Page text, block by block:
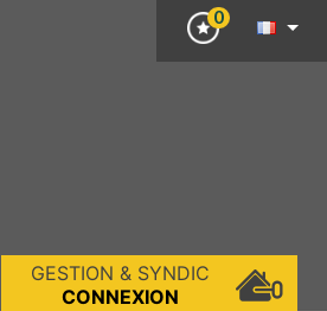
0
GESTION & SYNDIC
CONNEXION